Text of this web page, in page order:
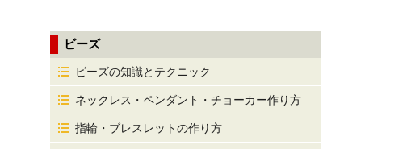
ビーズ
ビーズの知識とテクニック
ネックレス・ペンダント・チョーカー作り方
指輪・ブレスレットの作り方